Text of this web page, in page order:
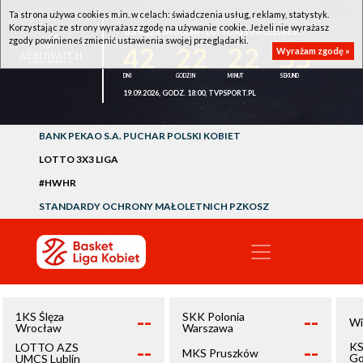
1KS ŚLĘZA WROCŁAW - LOTTO AZS UMCS LUBLIN
55
19.09.2026, GODZ. 18:00, TVPSPORT.PL
BANK PEKAO S.A. PUCHAR POLSKI KOBIET
LOTTO 3X3 LIGA
#HWHR
STANDARDY OCHRONY MAŁOLETNICH PZKOSZ
1KS Ślęza
Wrocław
--
LOTTO AZS
UMCS Lublin
--
SKK Polonia
Warszawa
--
MKS Pruszków --
Ta strona używa cookies m.in. w celach: świadczenia usług, reklamy, statystyk.
Korzystając ze strony wyrażasz zgodę na używanie cookie. Jeżeli nie wyrażasz
zgody powinieneś zmienić ustawienia swojej przeglądarki.
Wyrażam zgodę »